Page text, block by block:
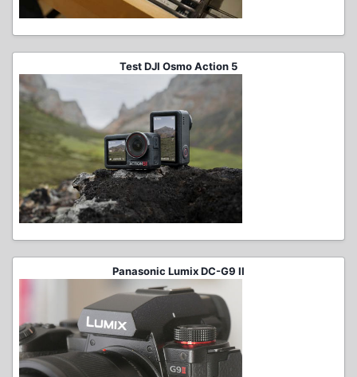
Test DJI Osmo Action 5
Panasonic Lumix DC-G9 II